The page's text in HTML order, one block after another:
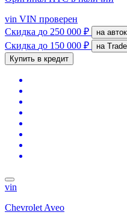
vin VIN проверен
Скидка до 250 000 ₽ на
Скидка до 150 000 ₽
на
Купить в кредит
vin
Chevrolet Aveo